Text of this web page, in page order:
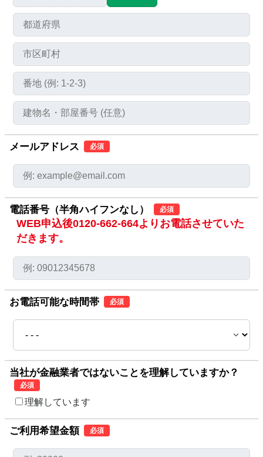
メールアドレス 必須
電話番号（半角ハイフンなし） 必須
WEB申込後0120-662-664よりお電話させていた
だきます。
お電話可能な時間帯 必須
当社が金融業者ではないことを理解していますか？
必須
理解しています
ご利用希望金額 必須